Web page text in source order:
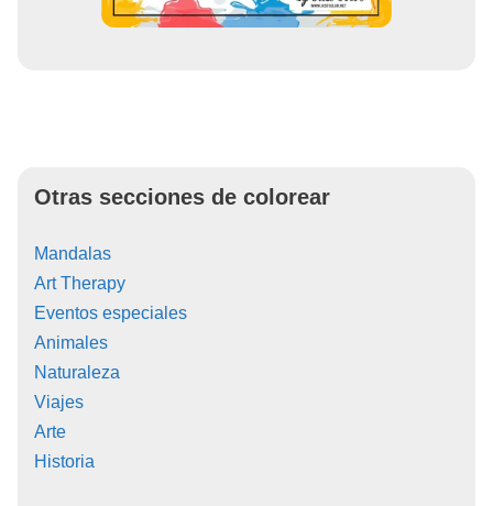
Otras secciones de colorear
Mandalas
Art Therapy
Eventos especiales
Animales
Naturaleza
Viajes
Arte
Historia